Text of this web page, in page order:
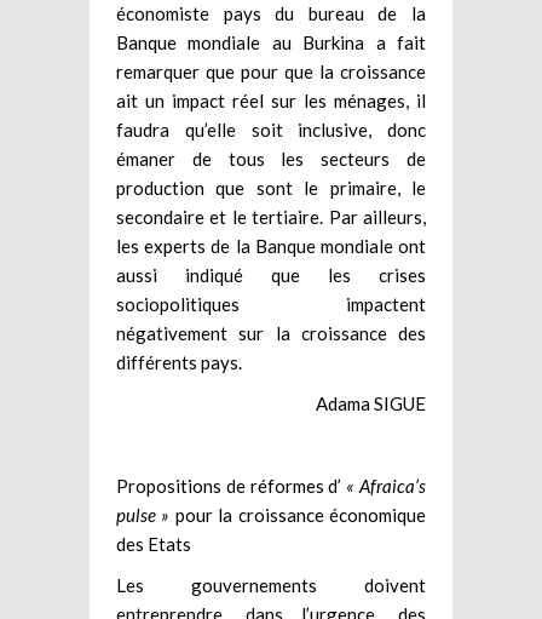
économiste pays du bureau de la
Banque mondiale au Burkina a fait
remarquer que pour que la croissance
ait un impact réel sur les ménages, il
faudra qu’elle soit inclusive, donc
émaner de tous les secteurs de
production que sont le primaire, le
secondaire et le tertiaire. Par ailleurs,
les experts de la Banque mondiale ont
aussi indiqué que les crises
sociopolitiques impactent
négativement sur la croissance des
différents pays.
Adama SIGUE
Propositions de réformes d’ « Afraica’s
pulse » pour la croissance économique
des Etats
Les gouvernements doivent
entreprendre, dans l’urgence, des